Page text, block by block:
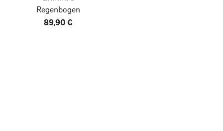
Regenbogen
89,90 €